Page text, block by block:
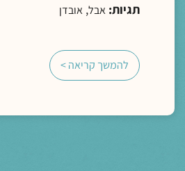
תגיות: אבל, אובדן
להמשך קריאה >